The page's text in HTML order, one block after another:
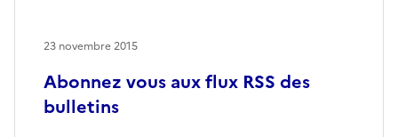
Abonnez vous aux flux RSS des
bulletins
23 novembre 2015